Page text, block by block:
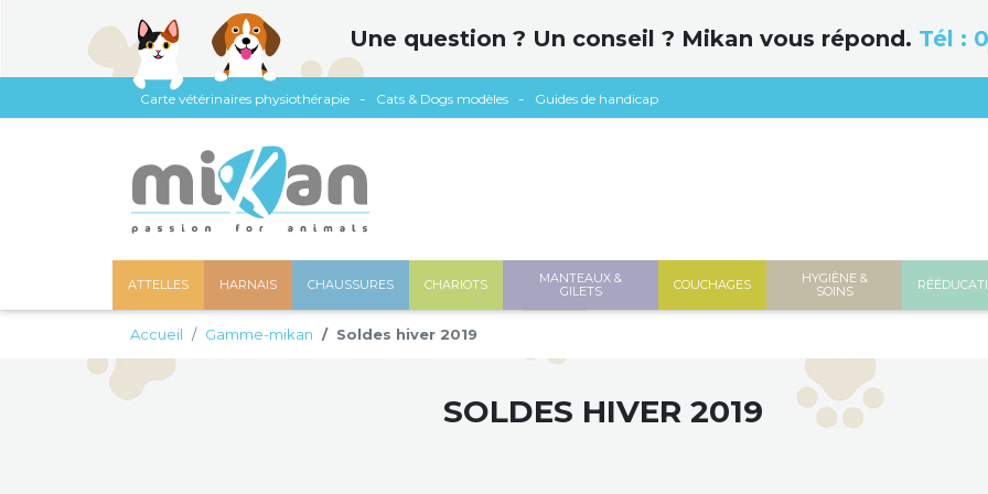
Une question ? Un conseil ? Mikan vous répond. Tél :
Carte vétérinaires physiothérapie Cats & Dogs modèles Guides de handicap
ATTELLES HARNAIS CHAUSSURES CHARIOTS
MANTEAUX &
GILETS
COUCHAGES
HYGIÈNE &
SOINS
Accueil Gamme-mikan Soldes hiver 2019
SOLDES HIVER 2019
Panneau de gestion des cookies